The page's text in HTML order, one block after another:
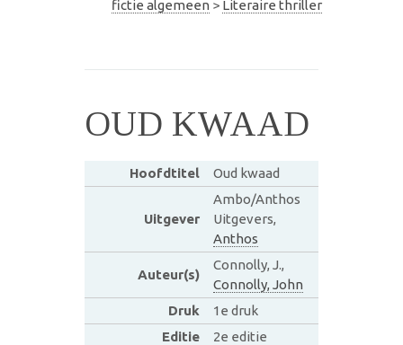
fictie algemeen > Literaire thriller
OUD KWAAD
Hoofdtitel Oud kwaad
Uitgever
Ambo/Anthos
Uitgevers,
Anthos
Auteur(s)
Connolly, J.,
Connolly, John
Druk
1e druk
Editie
2e editie